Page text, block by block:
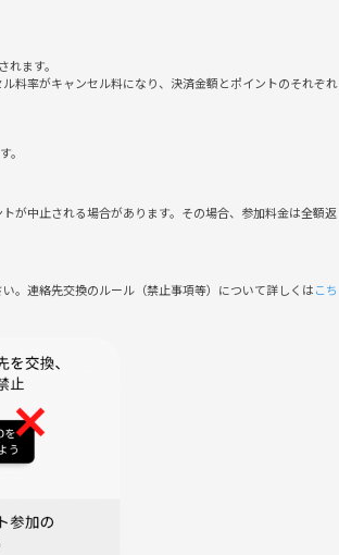
ます。
ます。
料率がキャンセル料になり、決済金額とポイントのそれぞれ
。
が中止される場合があります。その場合、参加料金は全額返
。連絡先交換のルール（禁止事項等）について詳しくはこち